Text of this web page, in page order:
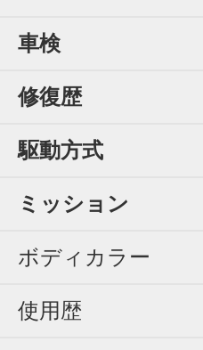
車検
修復歴
駆動方式
ミッション
ボディカラー
使用歴